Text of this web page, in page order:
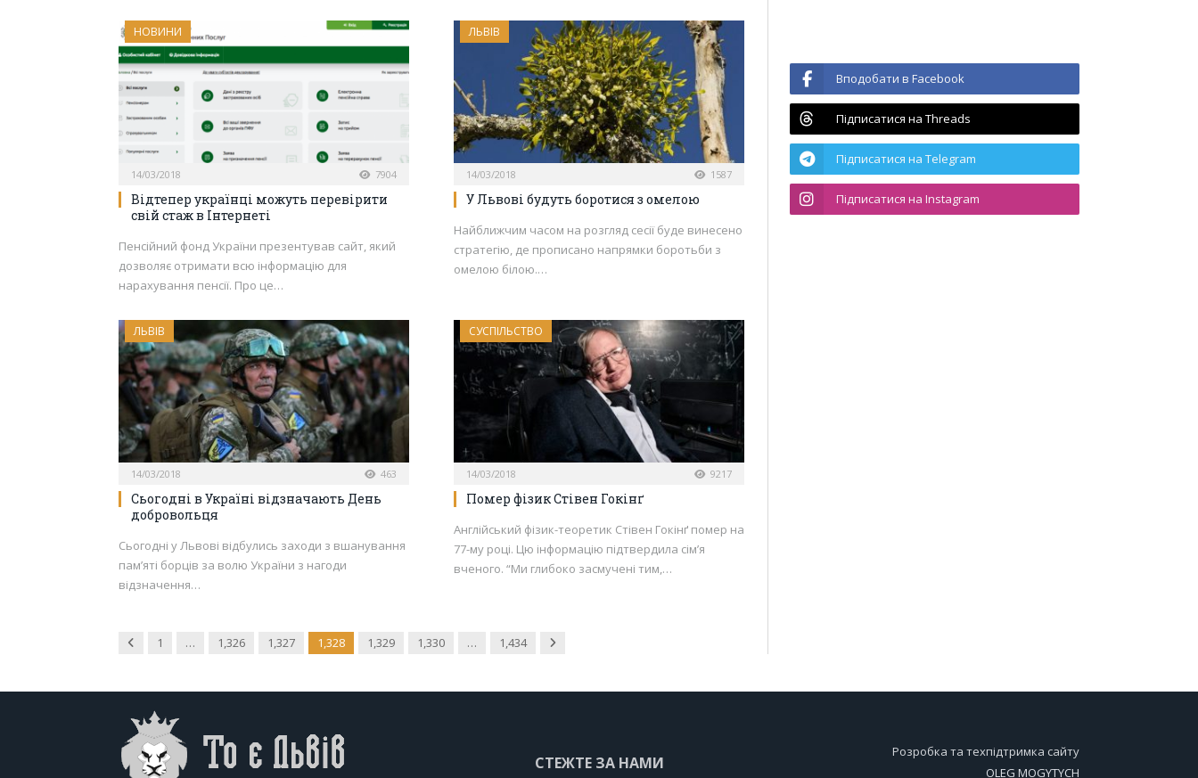
НОВИНИ
14/03/2018 7904
Відтепер українці можуть перевірити
свій стаж в Інтернеті
Пенсійний фонд України презентував сайт, який
дозволяє отримати всю інформацію для
нарахування пенсії. Про це…
ЛЬВІВ
14/03/2018 1587
У Львові будуть боротися з омелою
Найближчим часом на розгляд сесії буде винесено
стратегію, де прописано напрямки боротьби з
омелою білою.…
ЛЬВІВ
14/03/2018 463
Сьогодні в Україні відзначають День
добровольця
Сьогодні у Львові відбулись заходи з вшанування
пам’яті борців за волю України з нагоди
відзначення…
СУСПІЛЬСТВО
14/03/2018 9217
Помер фізик Стівен Гокінґ
Англійський фізик-теоретик Стівен Гокінґ помер на
77-му році. Цю інформацію підтвердила сім’я
вченого. “Ми глибоко засмучені тим,…
Previous
1 … 1,326 1,327 1,328 1,329 1,330 … 1,434 Next
Вподобати в Facebook
Підписатися на Threads
Підписатися на Telegram
Підписатися на Instagram
СТЕЖТЕ ЗА НАМИ
Розробка та техпідтримка сайту
OLEG MOGYTYCH